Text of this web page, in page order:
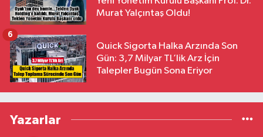
Murat Yalçıntaş Oldu!
Quick Sigorta Halka Arzında Son
Gün: 3,7 Milyar TL’lik Arz İçin
Talepler Bugün Sona Eriyor
6
Yazarlar